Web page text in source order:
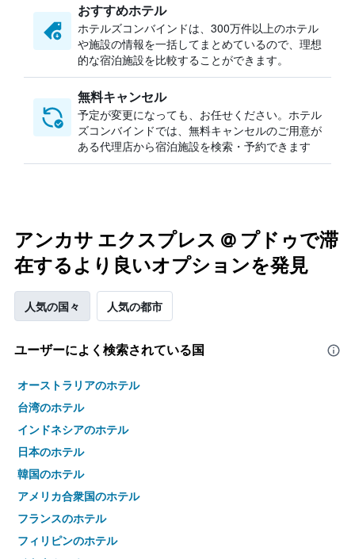
おすすめホテル
ホテルズコンバインドは、300万件以上のホテル
や施設の情報を一括してまとめているので、理想
的な宿泊施設を比較することができます。
無料キャンセル
予定が変更になっても、お任せください。ホテル
ズコンバインドでは、無料キャンセルのご用意が
ある代理店から宿泊施設を検索・予約できます
アンカサ エクスプレス @ プドゥで滞
在するより良いオプションを発見
人気の国々 人気の都市
ユーザーによく検索されている国
オーストラリアのホテル
台湾のホテル
インドネシアのホテル
日本のホテル
韓国のホテル
アメリカ合衆国のホテル
フランスのホテル
フィリピンのホテル